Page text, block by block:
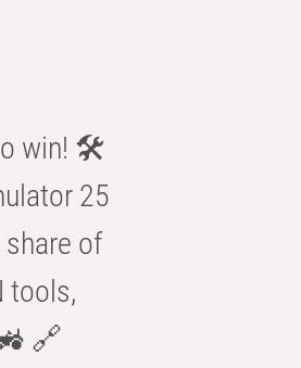
win! 🛠️
25
of
tools,
🔗